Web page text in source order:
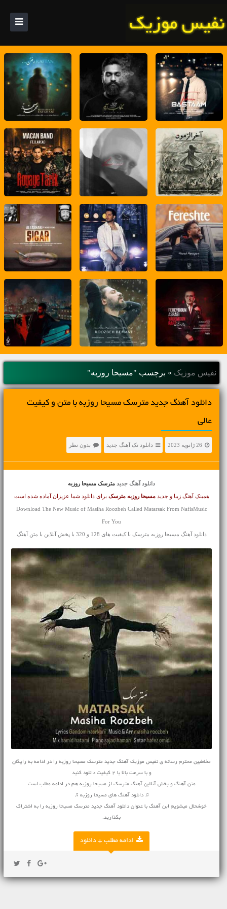
نفیس موزیک » برچسب "مسیحا روزبه"
دانلود آهنگ جديد مترسک مسیحا روزبه با متن و کیفیت
عالی
26 ژانویه 2023 دانلود تک آهنگ جدید بدون نظر
دانلود آهنگ جدید مترسک مسیحا روزبه
همینک آهنگ زیبا و جدیدمسیحا روزبه مترسک برای دانلود شما عزیزان آماده شده است
Download The New Music of Masiha Roozbeh Called Matarsak From NafisMusic
For You
دانلود آهنگ مسیحا روزبه مترسک با کیفیت های 128 و 320 با پخش آنلاین با متن آهنگ
مخاطبین محترم رسانه ی نفیس موزیک آهنگ جدید مترسک مسیحا روزبه را در ادامه به رایگان
و با سرعت بالا با 2 کیفیت دانلود کنید
متن آهنگ و پخش آنلاین آهنگ مترسک از مسیحا روزبه هم در ادامه مطلب است
♫ دانلود آهنگ های مسیحا روزبه ♫
خوشحال میشویم این آهنگ با عنوان دانلود آهنگ جدید مترسک مسیحا روزبه را به اشتراک
بگذارید.
ادامه مطلب + دانلود